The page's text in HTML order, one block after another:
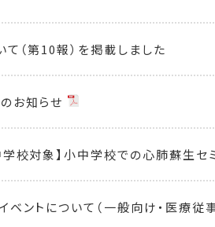
（第10報）を掲載しました
お知らせ
学校対象】小中学校での心肺蘇生
ントについて（一般向け・医療従